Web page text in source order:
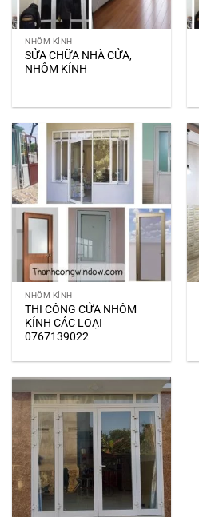
NHÔM KÍNH
SỬA CHỮA NHÀ CỬA,
NHÔM KÍNH
NHÔM KÍNH
THI CÔNG CỬA NHÔM
KÍNH CÁC LOẠI
0767139022